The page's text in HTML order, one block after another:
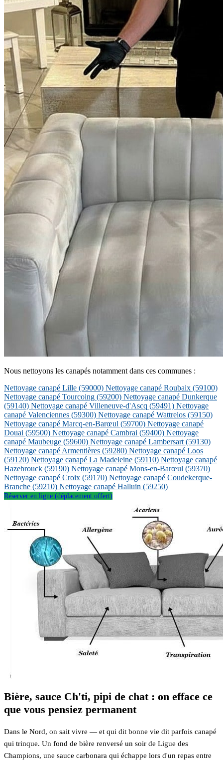
Nous nettoyons les canapés notamment dans ces communes :
Nettoyage canapé Lille (59000) Nettoyage canapé Roubaix (59100)
Nettoyage canapé Tourcoing (59200) Nettoyage canapé Dunkerque
(59140) Nettoyage canapé Villeneuve-d'Ascq (59491) Nettoyage
canapé Valenciennes (59300) Nettoyage canapé Wattrelos (59150)
Nettoyage canapé Marcq-en-Barœul (59700) Nettoyage canapé
Douai (59500) Nettoyage canapé Cambrai (59400) Nettoyage
canapé Maubeuge (59600) Nettoyage canapé Lambersart(59130)
Nettoyage canapé Armentières (59280) Nettoyage canapé Loos
(59120) Nettoyage canapé La Madeleine (59110) Nettoyage canapé
Hazebrouck (59190) Nettoyage canapé Mons-en-Barœul (59370)
Nettoyage canapé Croix (59170) Nettoyage canapé Coudekerque-
Branche (59210) Nettoyage canapé Halluin (59250)
Réserver en ligne (déplacement offert)
Bière, sauce Ch'ti, pipi de chat : on efface ce
que vous pensiez permanent
Dans le Nord, on sait vivre — et qui dit bonne vie dit parfois canapé
qui trinque. Un fond de bière renversé un soir de Ligue des
Champions, une sauce carbonara qui échappe lors d'un repas entre